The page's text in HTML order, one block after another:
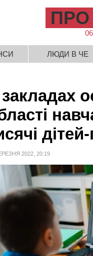
ПРО
ЛЮДИ В ЧЕ
2022, 20:19